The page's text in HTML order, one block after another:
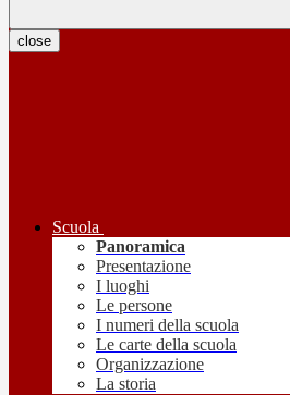
close
Scuola
Panoramica
Presentazione
I luoghi
Le persone
I numeri della scuola
Le carte della scuola
Organizzazione
La storia